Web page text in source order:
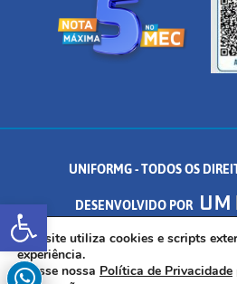
Abrir a barra de
UNIFORMG - TODOS OS
DESENVOLVIDO POR
AV. DR. ARNALDO DE SENNA, 328 -
35.574.530
Este site utiliza cookies e scripts
experiência.
Acesse nossa Política de Privacidade